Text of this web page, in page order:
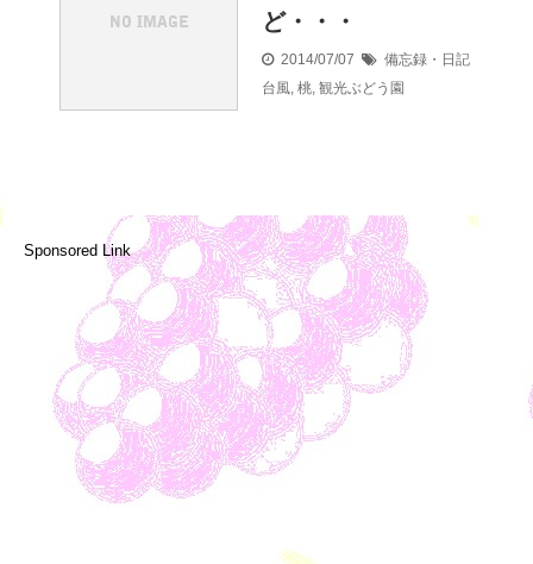
ど・・・
2014/07/07
備忘録・日記
台風, 桃, 観光ぶどう園
Sponsored Link